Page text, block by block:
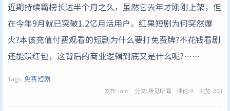
近期持续霸榜长达半个月之久，虽然它去年才刚刚上架，但
在今年9月就已突破1.2亿月活用户。 红果短剧为何突然爆
火?本该充值付费观看的短剧为什么要打免费牌?不花钱看剧
还能赚红包，这背后的商业逻辑到底又是什么呢?……
Tags: 免费短剧
发布: laro 分类: 所见所闻 评论: 0 浏览:263